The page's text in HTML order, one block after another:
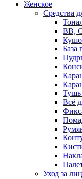
Женское
Средства
BB,
База
Тушь
Всё
Уход за